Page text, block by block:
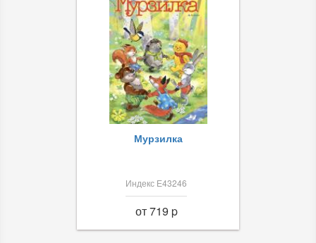
Мурзилка
Индекс Е43246
от 719 p